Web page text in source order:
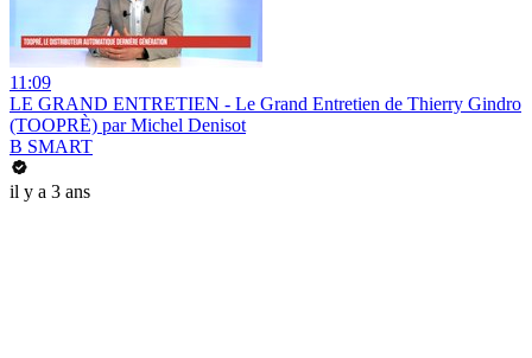
11:09
LE GRAND ENTRETIEN - Le Grand Entretien de Thierry Gindro
(TOOPRÈ) par Michel Denisot
B SMART
il y a 3 ans